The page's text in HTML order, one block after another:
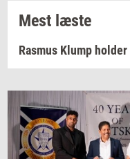
Mest læste
Rasmus Klump